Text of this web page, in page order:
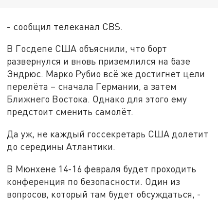
- сообщил телеканал CBS.
В Госдепе США объяснили, что борт
развернулся и вновь приземлился на базе
Эндрюс. Марко Рубио всё же достигнет цели
перелёта – сначала Германии, а затем
Ближнего Востока. Однако для этого ему
предстоит сменить самолёт.
Да уж, не каждый госсекретарь США долетит
до середины Атлантики.
В Мюнхене 14-16 февраля будет проходить
конференция по безопасности. Один из
вопросов, который там будет обсуждаться, -